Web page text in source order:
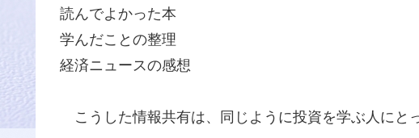
読んでよかった本
学んだことの整理
経済ニュースの感想
こうした情報共有は、同じように投資を学ぶ人にと